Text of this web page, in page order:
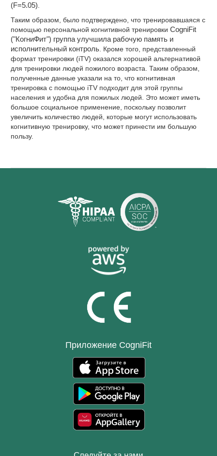
(F=5.05)
Таким образом, было подтверждено, что тренировавшаяся с
помощью персональной когнитивной тренировкиCogniFit
("КогниФит") группа улучшила рабочую память и
исполнительный контроль . Кроме того, представленный
формат тренировки (iTV) оказался хорошей альтернативой
для тренировки людей пожилого возраста. Таким образом,
полученные данные указали на то, что когнитивная
тренировка с помощью iTV подходит для этой группы
населения и удобна для пожилых людей. Это может иметь
большое социальное применение, поскольку позволит
увеличить количество людей, которые могут использовать
когнитивную тренировку, что может принести им большую
пользу.
Приложение CogniFit